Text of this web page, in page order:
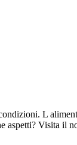
L
Visita il